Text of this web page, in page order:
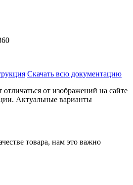
Скачать всю документацию
от изображений на сайте
Актуальные варианты
товара, нам это важно